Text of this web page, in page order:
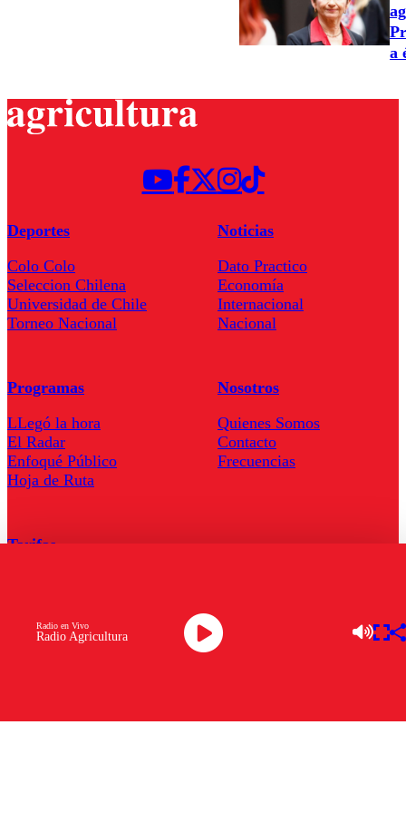
a
Radio Agricultura
Radio en Vivo
Deportes
Colo Colo
Seleccion Chilena
Universidad de Chile
Torneo Nacional
Noticias
Dato Practico
Economía
Internacional
Nacional
Programas
LLegó la hora
El Radar
Enfoqué Público
Hoja de Ruta
Nosotros
Quienes Somos
Contacto
Frecuencias
Tarifas
Descarga la APP